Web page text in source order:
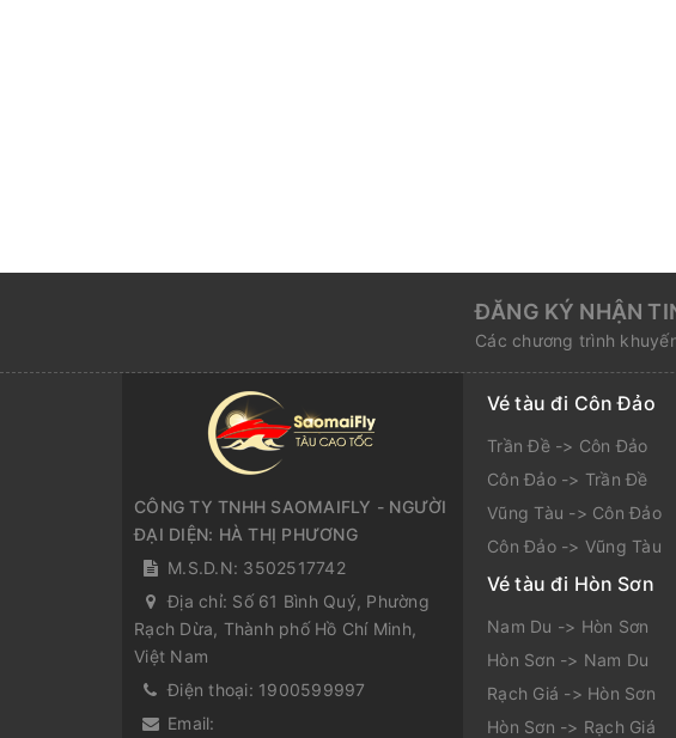
ĐĂNG KÝ NHẬN
Các chương trình
CÔNG TY TNHH SAOMAIFLY - NGƯỜI
ĐẠI DIỆN: HÀ THỊ PHƯƠNG
M.S.D.N: 3502517742
Địa chỉ: Số 61 Bình Quý, Phường
Rạch Dừa, Thành phố Hồ Chí Minh,
Việt Nam
Điện thoại: 1900599997
Email:
Vé tàu đi Côn Đảo
Trần Đề -> Côn Đảo
Côn Đảo -> Trần Đề
Vũng Tàu -> Côn Đảo
Côn Đảo -> Vũng Tàu
Vé tàu đi Hòn Sơn
Nam Du -> Hòn Sơn
Hòn Sơn -> Nam Du
Rạch Giá -> Hòn Sơn
Hòn Sơn -> Rạch Giá